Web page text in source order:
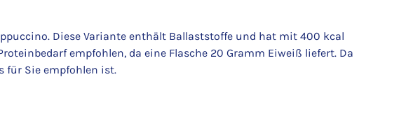
Diese Variante enthält Ballaststoffe und hat mit 400 kcal
empfohlen, da eine Flasche 20 Gramm Eiweiß liefert. Da
für Sie empfohlen ist.